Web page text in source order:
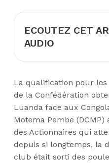
ECOUTEZ CET
AUDIO
La qualification pour
de la Confédération
Luanda face aux
Motema Pembe
des Actionnaires qui
depuis si longtemps, la
club était sorti des